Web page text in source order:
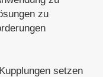
zu
setzen